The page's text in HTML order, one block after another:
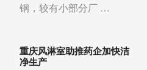
钢，较有小部分厂 …
重庆风淋室助推药企加快洁
净生产